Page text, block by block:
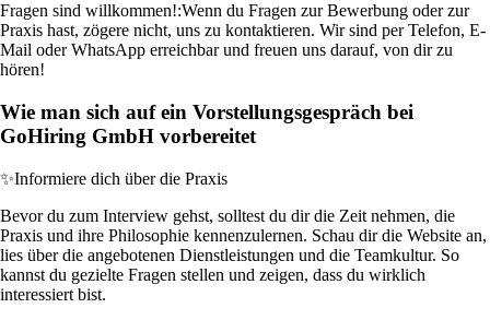
Fragen sind willkommen!:Wenn du Fragen zur Bewerbung oder zur
Praxis hast, zögere nicht, uns zu kontaktieren. Wir sind per Telefon, E-
Mail oder WhatsApp erreichbar und freuen uns darauf, von dir zu
hören!
Wie man sich auf ein Vorstellungsgespräch bei
GoHiring GmbH vorbereitet
✨Informiere dich über die Praxis
Bevor du zum Interview gehst, solltest du dir die Zeit nehmen, die
Praxis und ihre Philosophie kennenzulernen. Schau dir die Website an,
lies über die angebotenen Dienstleistungen und die Teamkultur. So
kannst du gezielte Fragen stellen und zeigen, dass du wirklich
interessiert bist.